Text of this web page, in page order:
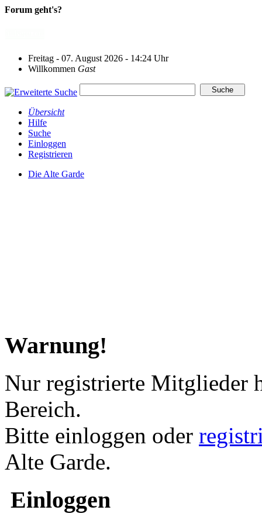
Forum geht's?
Freitag - 07. August 2026 - 14:24 Uhr
Willkommen Gast
Übersicht
Hilfe
Suche
Einloggen
Registrieren
Die Alte Garde
Warnung!
Nur registrierte Mitglieder
Bereich.
Bitte einloggen oder
Alte Garde.
Einloggen